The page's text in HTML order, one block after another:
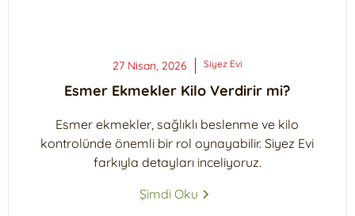
27 Nisan, 2026 Siyez Evi
Esmer Ekmekler Kilo Verdirir mi?
Esmer ekmekler, sağlıklı beslenme ve kilo
kontrolünde önemli bir rol oynayabilir. Siyez Evi
farkıyla detayları inceliyoruz.
Şimdi Oku